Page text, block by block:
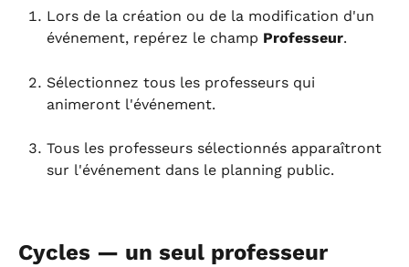
Lors de la création ou de la modification d'un
événement, repérez le champ Professeur.
Sélectionnez tous les professeurs qui
animeront l'événement.
Tous les professeurs sélectionnés apparaîtront
sur l'événement dans le planning public.
Cycles — un seul professeur